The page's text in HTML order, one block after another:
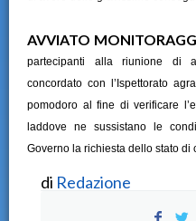
AVVIATO
partecipanti alla riunione di
concordato con l’Ispettorato
pomodoro al fine di verificare
laddove ne sussistano le
Governo la richiesta dello stato di
di Redazione